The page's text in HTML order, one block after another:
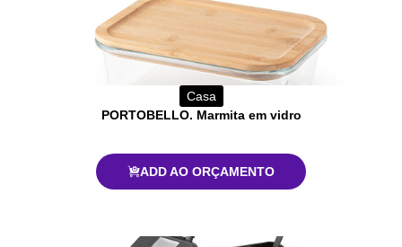
Casa
PORTOBELLO. Marmita em vidro
ADD AO ORÇAMENTO